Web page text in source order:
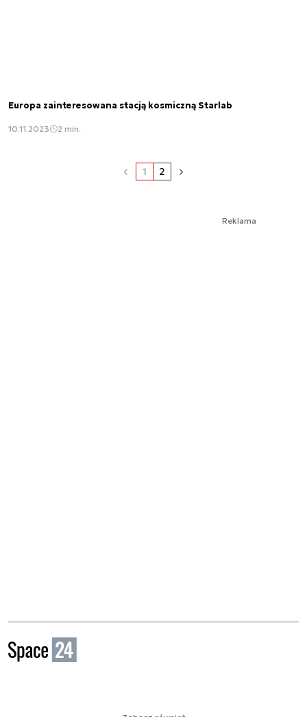
Europa zainteresowana stacją kosmiczną Starlab
10.11.2023 2 min.
1 2
Reklama